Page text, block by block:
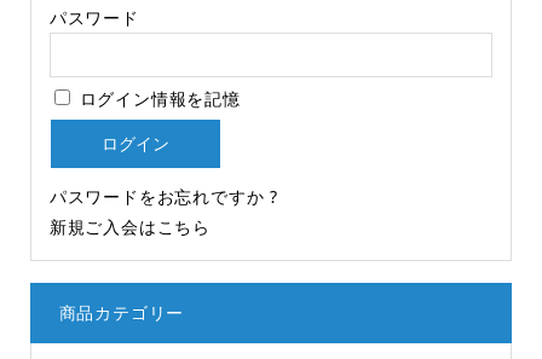
パスワード
ログイン情報を記憶
パスワードをお忘れですか ?
新規ご入会はこちら
商品カテゴリー